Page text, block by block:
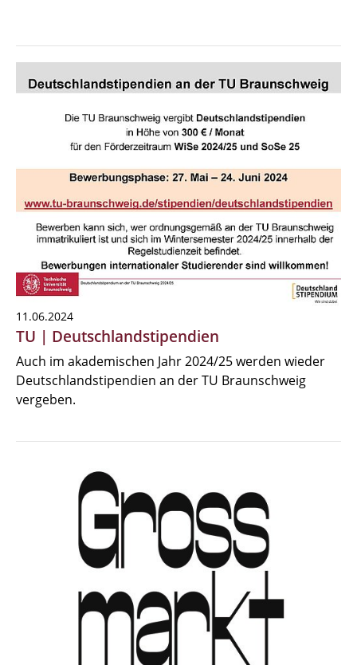
11.06.2024
TU | Deutschlandstipendien
Auch im akademischen Jahr 2024/25 werden wieder
Deutschlandstipendien an der TU Braunschweig
vergeben.